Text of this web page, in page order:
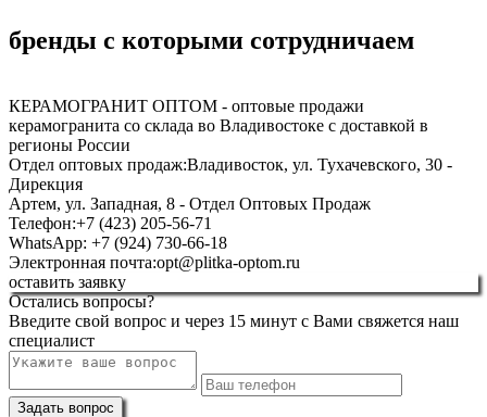
бренды с которыми сотрудничаем
КЕРАМОГРАНИТ ОПТОМ - оптовые продажи
керамогранита со склада во Владивостоке с доставкой в
регионы России
Отдел оптовых продаж:Владивосток, ул. Тухачевского, 30 -
Дирекция
Артем, ул. Западная, 8 - Отдел Оптовых Продаж
Телефон:+7 (423) 205-56-71
WhatsApp: +7 (924) 730-66-18
Электронная почта:opt@plitka-optom.ru
оставить заявку
Остались вопросы?
Введите свой вопрос и через 15 минут с Вами свяжется наш
специалист
Задать вопрос